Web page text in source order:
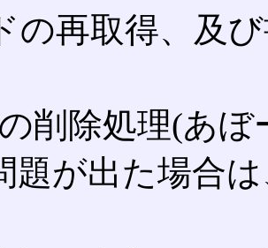
の再取得、及
の削除処理(あ
題が出た場合